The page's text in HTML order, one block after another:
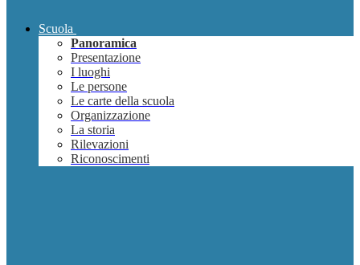
Scuola
Panoramica
Presentazione
I luoghi
Le persone
Le carte della scuola
Organizzazione
La storia
Rilevazioni
Riconoscimenti